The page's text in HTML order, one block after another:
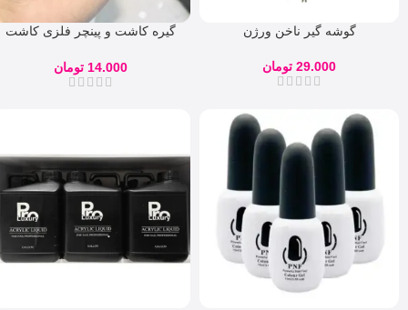
گوشه گیر ناخن ورژن
29.000 تومان
گیره کاشت و پینچر فلزی کاشت
14.000 تومان